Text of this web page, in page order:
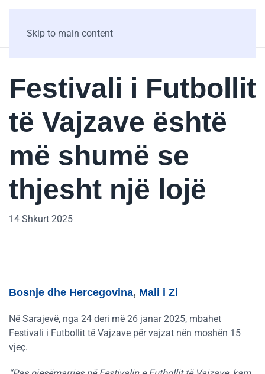
Skip to main content
Festivali i Futbollit
të Vajzave është
më shumë se
thjesht një lojë
14 Shkurt 2025
Bosnje dhe Hercegovina, Mali i Zi
Në Sarajevë, nga 24 deri më 26 janar 2025, mbahet
Festivali i Futbollit të Vajzave për vajzat nën moshën 15
vjeç.